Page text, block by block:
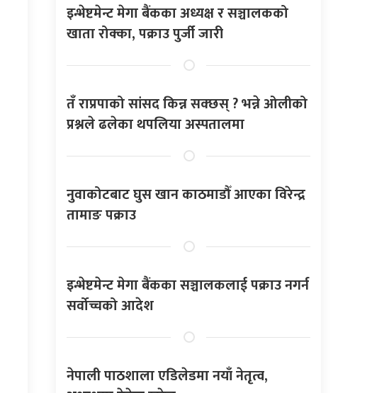
इन्भेष्टमेन्ट मेगा बैंकका अध्यक्ष र सञ्चालकको
खाता रोक्का, पक्राउ पुर्जी जारी
तँ राप्रपाको सांसद किन्न सक्छस् ? भन्ने ओलीको
प्रश्नले ढलेका थपलिया अस्पतालमा
नुवाकोटबाट घुस खान काठमाडौँ आएका विरेन्द्र
तामाङ पक्राउ
इन्भेष्टमेन्ट मेगा बैंकका सञ्चालकलाई पक्राउ नगर्न
सर्वोच्चको आदेश
नेपाली पाठशाला एडिलेडमा नयाँ नेतृत्व,